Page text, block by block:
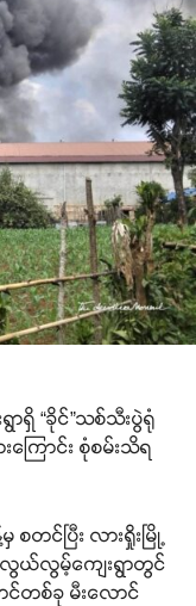
ာရှိ “ခိုင်”သစ်သီးပွဲရုံ
းကြောင်း စုံစမ်းသိရ
တင်ပြီး လားရှိုးမြို့
လွယ်လွမ့်ကျေးရွာတွင်
င်တစ်ခု မီးလောင်